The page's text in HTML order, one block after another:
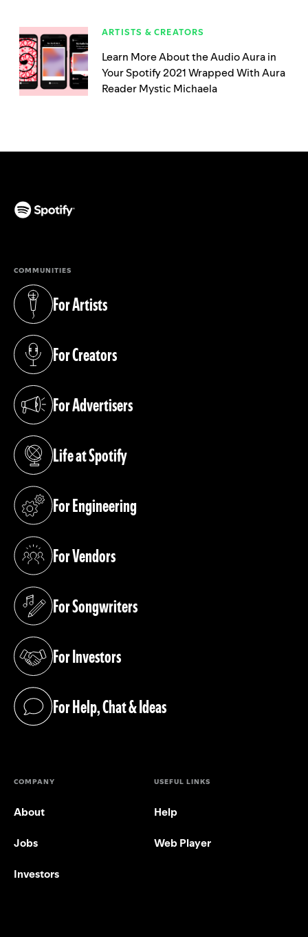
ARTISTS & CREATORS
Learn More About the Audio Aura in
Your Spotify 2021 Wrapped With Aura
Reader Mystic Michaela
COMMUNITIES
For Artists
(opens in a new tab)
For Creators
(opens in a new tab)
For Advertisers
(opens in a new tab)
Life at Spotify
(opens in a new tab)
For Engineering
(opens in a new tab)
For Vendors
(opens in a new tab)
For Songwriters
(opens in a new tab)
For Investors
(opens in a new tab)
For Help, Chat & Ideas
(opens in a new tab)
COMPANY
About
Jobs
Investors
USEFUL LINKS
Help
Web Player